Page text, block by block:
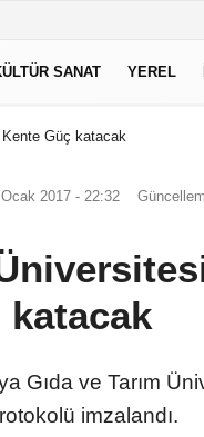
SANAT YEREL
Kente Güç katacak
2017 - 22:32
katacak
Gıda ve Tarım
imzalandı.